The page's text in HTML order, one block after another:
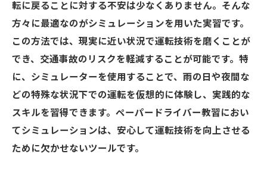
転に戻ることに対する不安は少なくありません。そんな
方々に最適なのがシミュレーションを用いた実習です。
この方法では、現実に近い状況で運転技術を磨くことが
でき、交通事故のリスクを軽減することが可能です。特
に、シミュレーターを使用することで、雨の日や夜間な
どの特殊な状況下での運転を仮想的に体験し、実践的な
スキルを習得できます。ペーパードライバー教習におい
てシミュレーションは、安心して運転技術を向上させる
ために欠かせないツールです。